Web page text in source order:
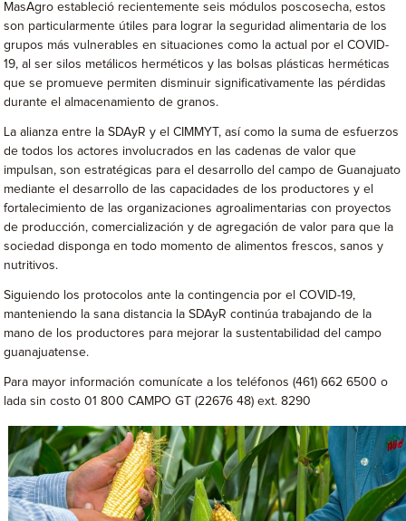
MasAgro estableció recientemente seis módulos poscosecha, estos
son particularmente útiles para lograr la seguridad alimentaria de los
grupos más vulnerables en situaciones como la actual por el COVID-
19, al ser silos metálicos herméticos y las bolsas plásticas herméticas
que se promueve permiten disminuir significativamente las pérdidas
durante el almacenamiento de granos.
La alianza entre la SDAyR y el CIMMYT, así como la suma de esfuerzos
de todos los actores involucrados en las cadenas de valor que
impulsan, son estratégicas para el desarrollo del campo de Guanajuato
mediante el desarrollo de las capacidades de los productores y el
fortalecimiento de las organizaciones agroalimentarias con proyectos
de producción, comercialización y de agregación de valor para que la
sociedad disponga en todo momento de alimentos frescos, sanos y
nutritivos.
Siguiendo los protocolos ante la contingencia por el COVID-19,
manteniendo la sana distancia la SDAyR continúa trabajando de la
mano de los productores para mejorar la sustentabilidad del campo
guanajuatense.
Para mayor información comunícate a los teléfonos (461) 662 6500 o
lada sin costo 01 800 CAMPO GT (22676 48) ext. 8290